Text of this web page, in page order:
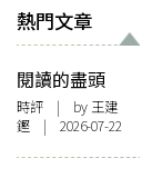
熱門文章
閱讀的盡頭
時評 | by 王建
鏗 | 2026-07-22